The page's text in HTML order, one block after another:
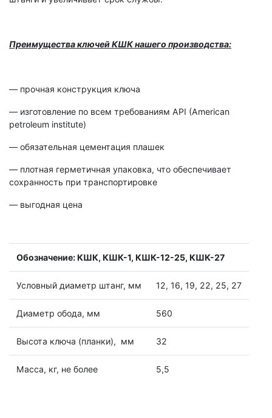
Преимущества ключей КШК нашего производства:
— прочная конструкция ключа
— изготовление по всем требованиям API (American
petroleum institute)
— обязательная цементация плашек
— плотная герметичная упаковка, что обеспечивает
сохранность при транспортировке
— выгодная цена
Обозначение: КШК, КШК-1, КШК-12-25, КШК-27
Условный диаметр штанг, мм 12, 16, 19, 22, 25, 27
Диаметр обода, мм 560
Высота ключа (планки), мм 32
Масса, кг, не более 5,5